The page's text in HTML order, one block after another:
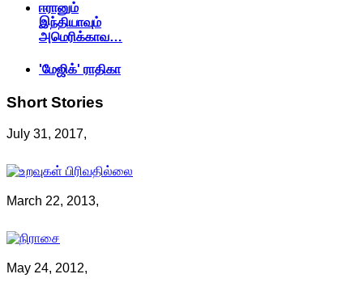
ஈரானும்
இந்தியாவும்
அமெரிக்காவ…
'மேஜிக்' ராதிகா
Short Stories
July 31, 2017,
March 22, 2013,
May 24, 2012,